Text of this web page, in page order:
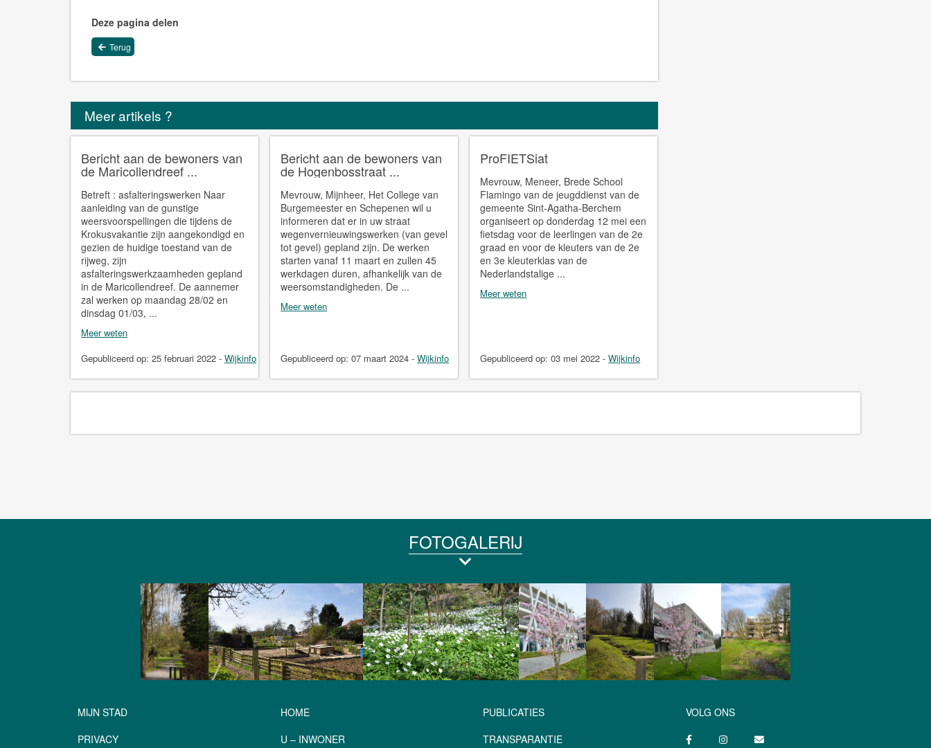
Deze pagina delen
Terug
Meer artikels ?
Bericht aan de bewoners van
de Maricollendreef ...
Betreft : asfalteringswerken Naar
aanleiding van de gunstige
weersvoorspellingen die tijdens de
Krokusvakantie zijn aangekondigd en
gezien de huidige toestand van de
rijweg, zijn
asfalteringswerkzaamheden gepland
in de Maricollendreef. De aannemer
zal werken op maandag 28/02 en
dinsdag 01/03, ...
Meer weten
Gepubliceerd op: 25 februari 2022 - Wijkinfo
Bericht aan de bewoners van
de Hogenbosstraat ...
Mevrouw, Mijnheer, Het College van
Burgemeester en Schepenen wil u
informeren dat er in uw straat
wegenvernieuwingswerken (van gevel
tot gevel) gepland zijn. De werken
starten vanaf 11 maart en zullen 45
werkdagen duren, afhankelijk van de
weersomstandigheden. De ...
Meer weten
Gepubliceerd op:07 maart 2024 -Wijkinfo
ProFIETSiat
Mevrouw, Meneer, Brede School
Flamingo van de jeugddienst van de
gemeente Sint-Agatha-Berchem
organiseert op donderdag 12 mei een
fietsdag voor de leerlingen van de 2e
graad en voor de kleuters van de 2e
en 3e kleuterklas van de
Nederlandstalige ...
Meer weten
Gepubliceerd op:03 mei 2022 -Wijkinfo
FOTOGALERIJ
MIJN STAD
PRIVACY
HOME
U – INWONER
PUBLICATIES
TRANSPARANTIE
VOLG ONS